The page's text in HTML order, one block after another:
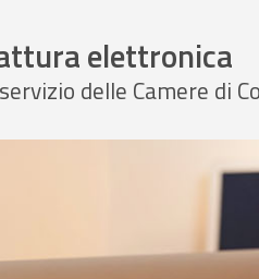
elettronica
delle Camere di